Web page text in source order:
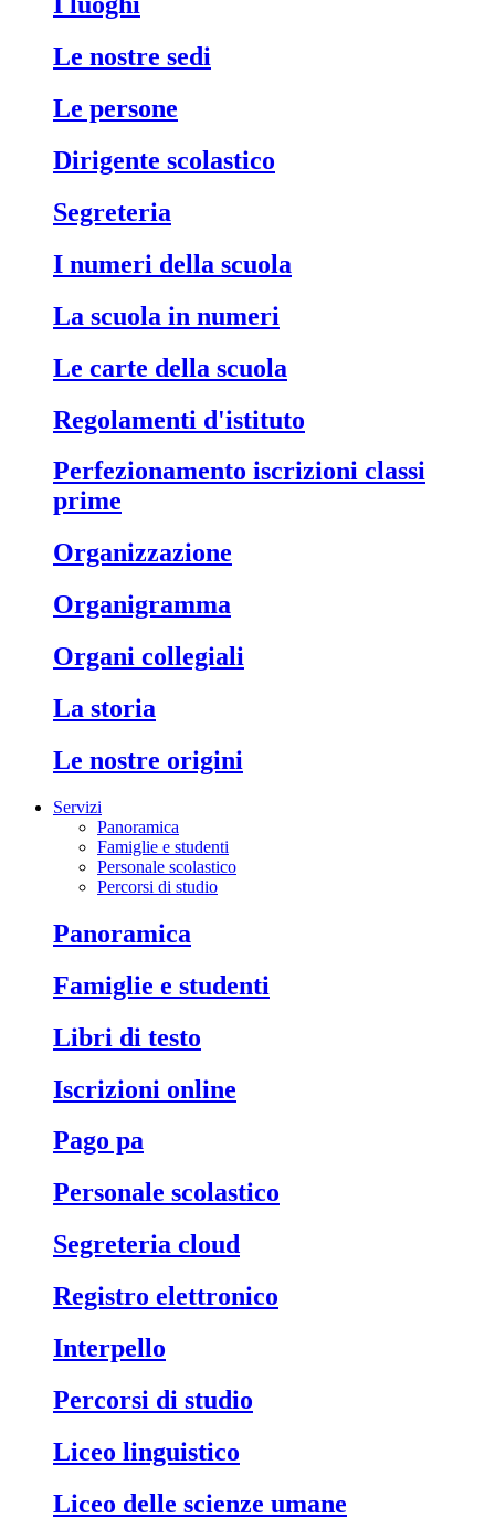
le nostre sedi
le persone
dirigente scolastico
segreteria
i numeri della scuola
la scuola in numeri
le carte della scuola
regolamenti d'istituto
perfezionamento iscrizioni classi
prime
organizzazione
organigramma
organi collegiali
la storia
le nostre origini
Servizi
Panoramica
Famiglie e studenti
Personale scolastico
Percorsi di studio
panoramica
famiglie e studenti
libri di testo
iscrizioni online
pago pa
personale scolastico
segreteria cloud
registro elettronico
interpello
percorsi di studio
liceo linguistico
liceo delle scienze umane